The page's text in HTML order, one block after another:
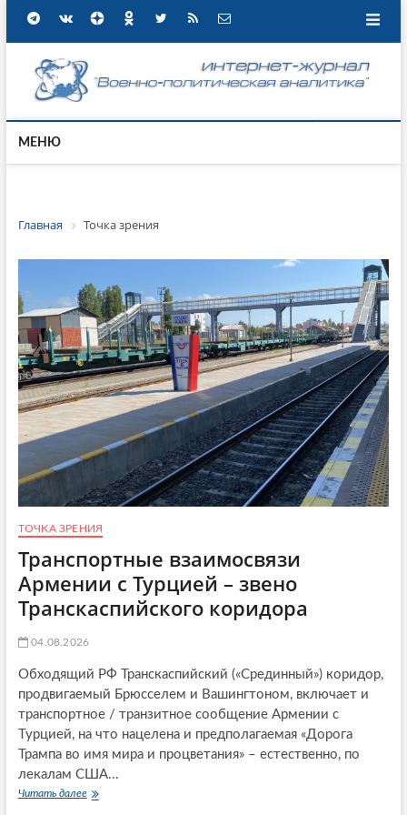
МЕНЮ
Главная Точка зрения
ТОЧКА ЗРЕНИЯ
Транспортные взаимосвязи
Армении с Турцией – звено
Транскаспийского коридора
04.08.2026
Обходящий РФ Транскаспийский («Срединный») коридор,
продвигаемый Брюсселем и Вашингтоном, включает и
транспортное / транзитное сообщение Армении с
Турцией, на что нацелена и предполагаемая «Дорога
Трампа во имя мира и процветания» – естественно, по
лекалам США...
Читать далееТ